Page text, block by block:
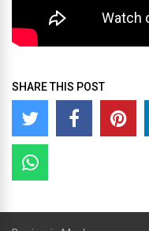
SHARE THIS POST